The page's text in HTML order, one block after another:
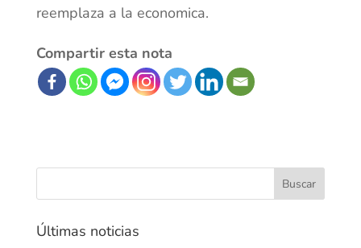
reemplaza a la economica.
Compartir esta nota
Últimas noticias